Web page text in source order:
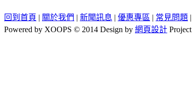
回到首頁 | 關於我們 | 新聞訊息 | 優惠專區 | 常見問題 |
Powered by XOOPS © 2014 Design by 網頁設計 Project